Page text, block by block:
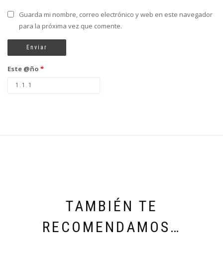
Guarda mi nombre, correo electrónico y web en este navegador
para la próxima vez que comente.
Este @ño *
TAMBIÉN TE
RECOMENDAMOS…